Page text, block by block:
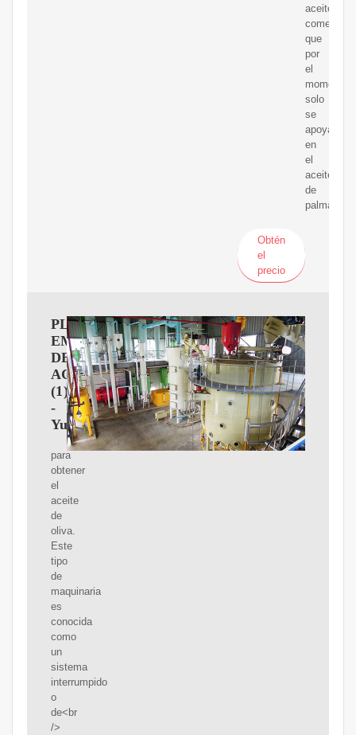
aceites
que
por
el
momento
solo
se
apoya
en
el
aceite
de
palma.
Obtén
el
precio
PLANTA
EMBOTELLADORA
DE
ACEITE
(1)
-
Yumpu
para
obtener
el
aceite
de
oliva.
Este
tipo
de
maquinaria
es
conocida
como
un
sistema
interrumpido
o
de<br
/>